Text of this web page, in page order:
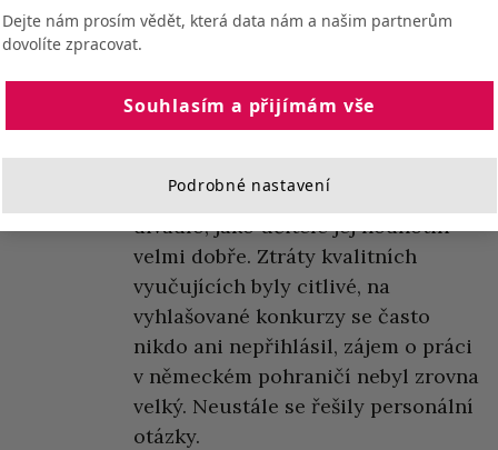
11. 2.
1921
Z ústavu odešel do Prahy („maje
tam choť“) oblíbený profesor
František Böhm. Česká šumperská
společnost nerada jej ztrácela;
uspořádal 2 zábavné večírky, zpíval,
skládal písně, účinkoval na jevišti,
hrál dětem loutkové a maňáskové
divadlo, jako učitele jej hodnotili
velmi dobře. Ztráty kvalitních
vyučujících byly citlivé, na
vyhlašované konkurzy se často
nikdo ani nepřihlásil, zájem o práci
v německém pohraničí nebyl zrovna
velký. Neustále se řešily personální
otázky.
Dejte nám prosím vědět, která data nám a našim partnerům
dovolíte zpracovat.
Souhlasím a přijímám vše
Podrobné nastavení